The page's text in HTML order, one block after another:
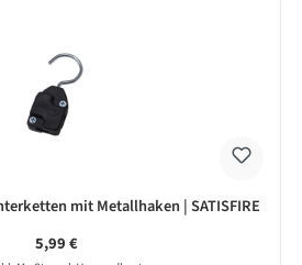
mit Metallhaken | SATISFIRE
Regulärer Preis:
5,99 €